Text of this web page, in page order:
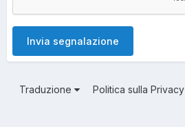
Invia segnalazione
Traduzione Politica sulla Privacy